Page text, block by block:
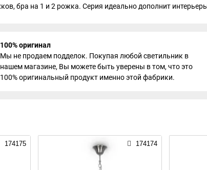
бра на 1 и 2 рожка. Серия идеально дополнит
100% оригинал
Мы не продаем подделок. Покупая любой светильник в
нашем магазине, Вы можете быть уверены в том, что это
100% оригинальный продукт именно этой фабрики.
174175 174174